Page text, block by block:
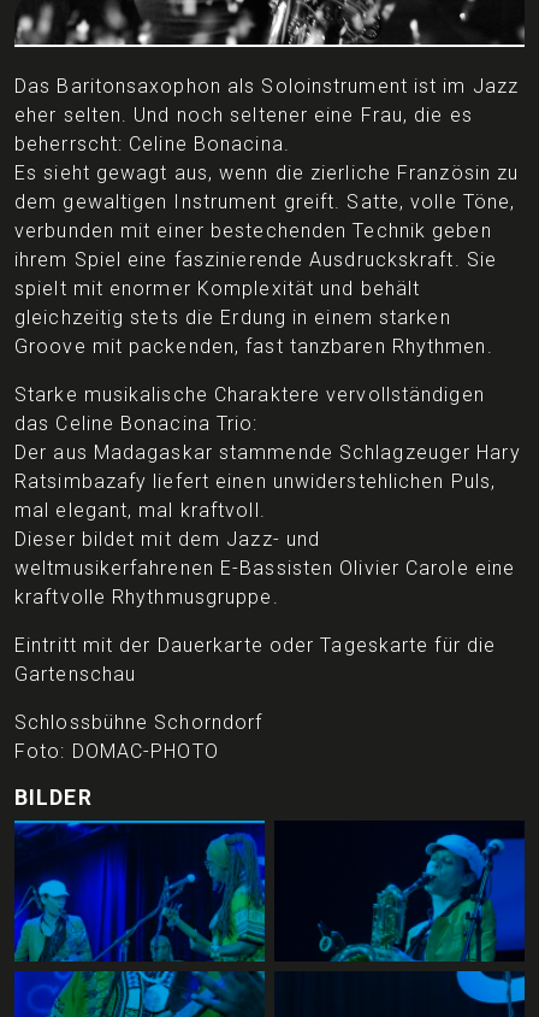
Das Baritonsaxophon als Soloinstrument ist im Jazz
eher selten. Und noch seltener eine Frau, die es
beherrscht: Celine Bonacina.
Es sieht gewagt aus, wenn die zierliche Französin zu
dem gewaltigen Instrument greift. Satte, volle Töne,
verbunden mit einer bestechenden Technik geben
ihrem Spiel eine faszinierende Ausdruckskraft. Sie
spielt mit enormer Komplexität und behält
gleichzeitig stets die Erdung in einem starken
Groove mit packenden, fast tanzbaren Rhythmen.
Starke musikalische Charaktere vervollständigen
das Celine Bonacina Trio:
Der aus Madagaskar stammende Schlagzeuger Hary
Ratsimbazafy liefert einen unwiderstehlichen Puls,
mal elegant, mal kraftvoll.
Dieser bildet mit dem Jazz- und
weltmusikerfahrenen E-Bassisten Olivier Carole eine
kraftvolle Rhythmusgruppe.
Eintritt mit der Dauerkarte oder Tageskarte für die
Gartenschau
Schlossbühne Schorndorf
Foto: DOMAC-PHOTO
BILDER